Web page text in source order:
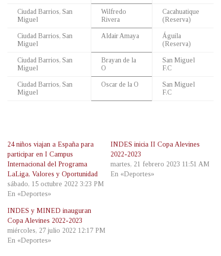
Ciudad Barrios, San
Miguel
Wilfredo
Rivera
Cacahuatique
(Reserva)
Ciudad Barrios, San
Miguel
Aldair Amaya
Águila
(Reserva)
Ciudad Barrios, San
Miguel
Brayan de la
O
San Miguel
F.C
Ciudad Barrios, San
Miguel
Oscar de la O
San Miguel
F.C
24 niños viajan a España para
participar en I Campus
Internacional del Programa
LaLiga, Valores y Oportunidad
sábado, 15 octubre 2022 3:23 PM
En «Deportes»
INDES inicia II Copa Alevines
2022-2023
martes, 21 febrero 2023 11:51 AM
En «Deportes»
INDES y MINED inauguran
Copa Alevines 2022-2023
miércoles, 27 julio 2022 12:17 PM
En «Deportes»